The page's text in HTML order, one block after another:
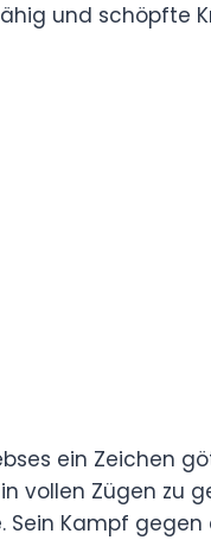
und schöpfte
ein Zeichen
vollen Zügen zu
Kampf gegen